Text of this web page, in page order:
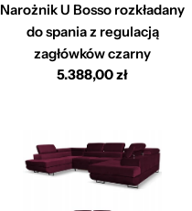
Narożnik U Bosso rozkładany
do spania z regulacją
zagłówków czarny
Cena
5.388,00 zł